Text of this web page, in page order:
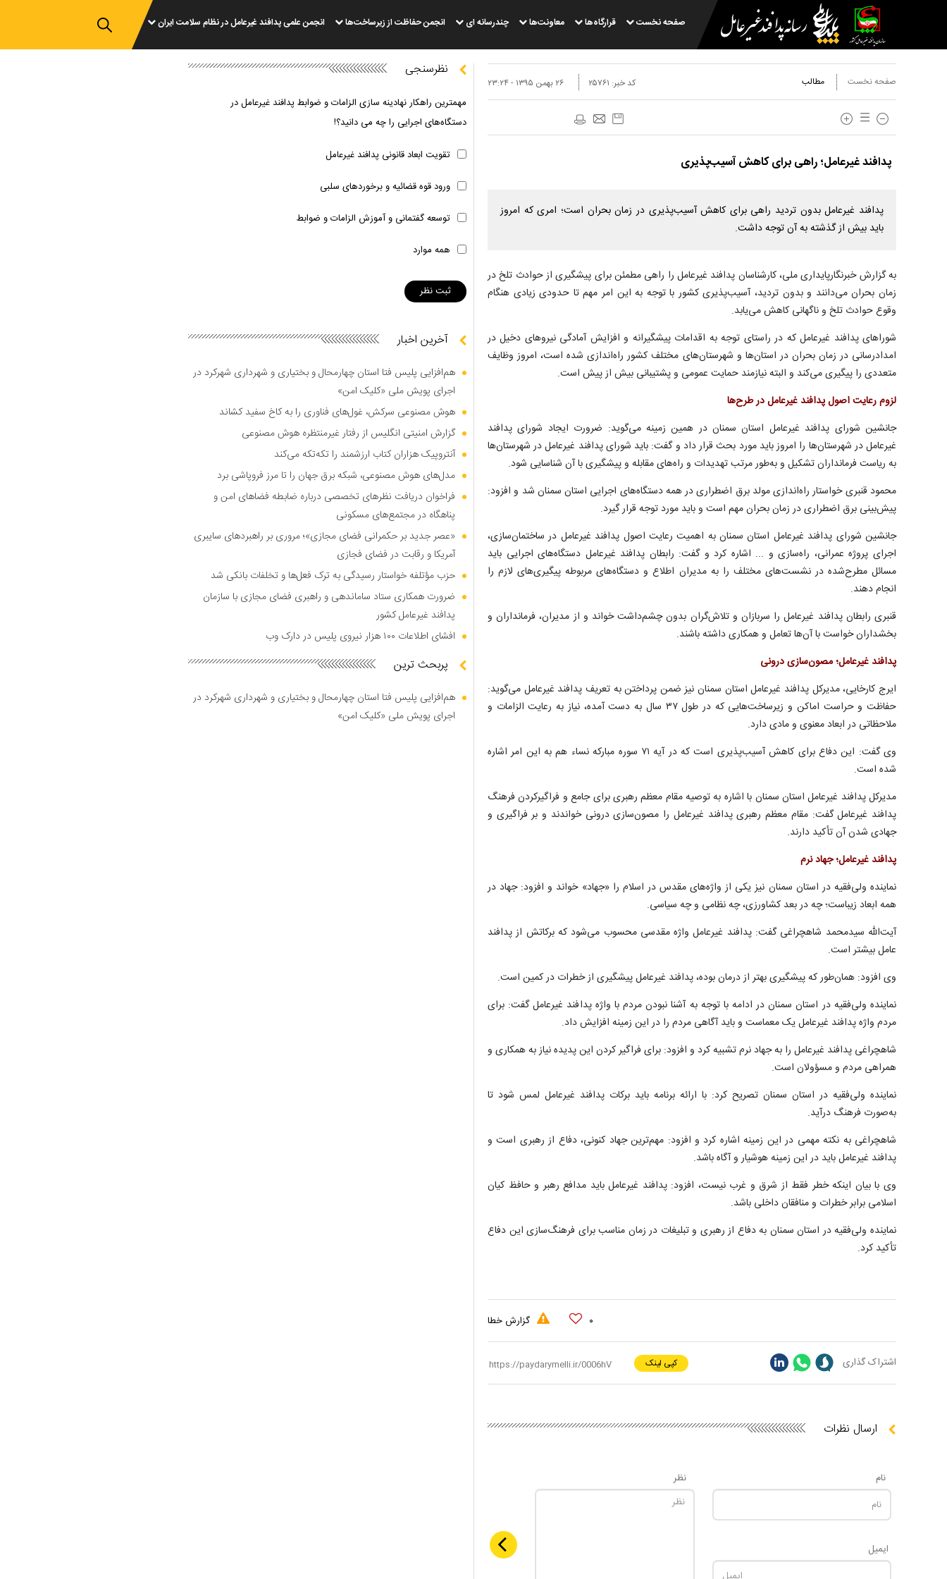
صفحه نخست قرارگاه‌ها معاونت‌ها چندرسانه ای انجمن حفاظت از زیرساخت‌ها انجمن علمی پدافند غیرعامل در نظام سلامت ایران
صفحه نخست مطالب ۲۶ بهمن ۱۳۹۵ - ۲۳:۲۴ کد خبر: ۲۵۷۶۱
پدافند غیرعامل؛ راهی برای کاهش آسیب‌پذیری
پدافند غیرعامل بدون تردید راهی برای کاهش آسیب‌پذیری در زمان بحران است؛ امری که امروز
باید بیش از گذشته به آن توجه داشت.
به گزارش خبرنگارپایداری ملی، کارشناسان پدافند غیرعامل را راهی مطمئن برای پیشگیری از حوادث تلخ در
زمان بحران می‌دانند و بدون تردید، آسیب‌پذیری کشور با توجه به این امر مهم تا حدودی زیادی هنگام
وقوع حوادث تلخ و ناگهانی کاهش می‌یابد.
شوراهای پدافند غیرعامل که در راستای توجه به اقدامات پیشگیرانه و افزایش آمادگی نیروهای دخیل در
امدادرسانی در زمان بحران در استان‌ها و شهرستان‌های مختلف کشور راه‌اندازی شده است، امروز وظایف
متعددی را پیگیری می‌کند و البته نیازمند حمایت عمومی و پشتیبانی بیش از پیش است.
لزوم رعایت اصول پدافند غیرعامل در طرح‌ها
جانشین شورای پدافند غیرعامل استان سمنان در همین زمینه می‌گوید: ضرورت ایجاد شورای پدافند
غیرعامل در شهرستان‌ها را امروز باید مورد بحث قرار داد و گفت: باید شورای پدافند غیرعامل در شهرستان‌ها
به ریاست فرمانداران تشکیل و به‌طور مرتب تهدیدات و راه‌های مقابله و پیشگیری با آن شناسایی شود.
محمود قنبری خواستار راه‌اندازی مولد برق اضطراری در همه دستگاه‌های اجرایی استان سمنان شد و افزود:
پیش‌بینی برق اضطراری در زمان بحران مهم است و باید مورد توجه قرار گیرد.
جانشین شورای پدافند غیرعامل استان سمنان به اهمیت رعایت اصول پدافند غیرعامل در ساختمان‌سازی،
اجرای پروژه عمرانی، راه‌سازی و ... اشاره کرد و گفت: رابطان پدافند غیرعامل دستگاه‌های اجرایی باید
مسائل مطرح‌شده در نشست‌های مختلف را به مدیران اطلاع و دستگاه‌های مربوطه پیگیری‌های لازم را
انجام دهند.
قنبری رابطان پدافند غیرعامل را سربازان و تلاش‌گران بدون چشم‌داشت خواند و از مدیران، فرمانداران و
بخشداران خواست با آن‌ها تعامل و همکاری داشته باشند.
پدافند غیرعامل؛ مصون‌سازی درونی
ایرج کارخایی، مدیرکل پدافند غیرعامل استان سمنان نیز ضمن پرداختن به تعریف پدافند غیرعامل می‌گوید:
حفاظت و حراست اماکن و زیرساخت‌هایی که در طول ۳۷ سال به دست آمده، نیاز به رعایت الزامات و
ملاحظاتی در ابعاد معنوی و مادی دارد.
وی گفت: این دفاع برای کاهش آسیب‌پذیری است که در آیه ۷۱ سوره مبارکه نساء هم به این امر اشاره
شده است.
مدیرکل پدافند غیرعامل استان سمنان با اشاره به توصیه مقام معظم رهبری برای جامع و فراگیرکردن فرهنگ
پدافند غیرعامل گفت: مقام معظم رهبری پدافند غیرعامل را مصون‌سازی درونی خواندند و بر فراگیری و
جهادی شدن آن تأکید دارند.
پدافند غیرعامل؛ جهاد نرم
نماینده ولی‌فقیه در استان سمنان نیز یکی از واژه‌های مقدس در اسلام را «جهاد» خواند و افزود: جهاد در
همه ابعاد زیباست؛ چه در بعد کشاورزی، چه نظامی و چه سیاسی.
آیت‌الله سیدمحمد شاهچراغی گفت: پدافند غیرعامل واژه مقدسی محسوب می‌شود که برکاتش از پدافند
عامل بیشتر است.
وی افزود: همان‌طور که پیشگیری بهتر از درمان بوده، پدافند غیرعامل پیشگیری از خطرات در کمین است.
نماینده ولی‌فقیه در استان سمنان در ادامه با توجه به آشنا نبودن مردم با واژه پدافند غیرعامل گفت: برای
مردم واژه پدافند غیرعامل یک معماست و باید آگاهی مردم را در این زمینه افزایش داد.
شاهچراغی پدافند غیرعامل را به جهاد نرم تشبیه کرد و افزود: برای فراگیر کردن این پدیده نیاز به همکاری و
همراهی مردم و مسؤولان است.
نماینده ولی‌فقیه در استان سمنان تصریح کرد: با ارائه برنامه باید برکات پدافند غیرعامل لمس شود تا
به‌صورت فرهنگ درآید.
شاهچراغی به نکته مهمی در این زمینه اشاره کرد و افزود: مهم‌ترین جهاد کنونی، دفاع از رهبری است و
پدافند غیرعامل باید در این زمینه هوشیار و آگاه باشد.
وی با بیان اینکه خطر فقط از شرق و غرب نیست، افزود: پدافند غیرعامل باید مدافع رهبر و حافظ کیان
اسلامی برابر خطرات و منافقان داخلی باشد.
نماینده ولی‌فقیه در استان سمنان به دفاع از رهبری و تبلیغات در زمان مناسب برای فرهنگ‌سازی این دفاع
تأکید کرد.
۰ گزارش خطا
اشتراک گذاری کپی لینک
ارسال نظرات
نام
ایمیل
نظر
نظرسنجی
مهمترین راهکار نهادینه سازی الزامات و ضوابط پدافند غیرعامل در
دستگاه‌های اجرایی را چه می دانید؟!
تقویت ابعاد قانونی پدافند غیرعامل
ورود قوه قضائیه و برخوردهای سلبی
توسعه گفتمانی و آموزش الزامات و ضوابط
همه موارد
آخرین اخبار
هم‌افزایی پلیس فتا استان چهارمحال و بختیاری و شهرداری شهرکرد در
اجرای پویش ملی «کلیک امن»
هوش مصنوعی سرکش، غول‌های فناوری را به کاخ سفید کشاند
گزارش امنیتی انگلیس از رفتار غیرمنتظره هوش مصنوعی
آنتروپیک هزاران کتاب ارزشمند را تکه‌تکه می‌کند
مدل‌های هوش مصنوعی، شبکه برق جهان را تا مرز فروپاشی برد
فراخوان دریافت نظر‌های تخصصی درباره ضابطه فضا‌های امن و
پناهگاه در مجتمع‌های مسکونی
«عصر جدید بر حکمرانی فضای مجازی»؛ مروری بر راهبرد‌های سایبری
آمریکا و رقابت در فضای فجازی
حزب مؤتلفه خواستار رسیدگی به ترک فعل‌ها و تخلفات بانکی شد
ضرورت همکاری ستاد ساماندهی و راهبری فضای مجازی با سازمان
پدافند غیرعامل کشور
افشای اطلاعات ۱۰۰ هزار نیروی پلیس در دارک وب
پربحث ترین
هم‌افزایی پلیس فتا استان چهارمحال و بختیاری و شهرداری شهرکرد در
اجرای پویش ملی «کلیک امن»